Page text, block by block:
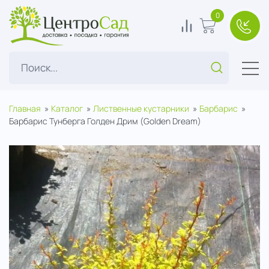
ЦентроСад
Поиск...
0 В корзину
0
Главная Каталог Лиственные кустарники
Барбарис
Барбарис Тунберга Голден Дрим (Golden Dream)